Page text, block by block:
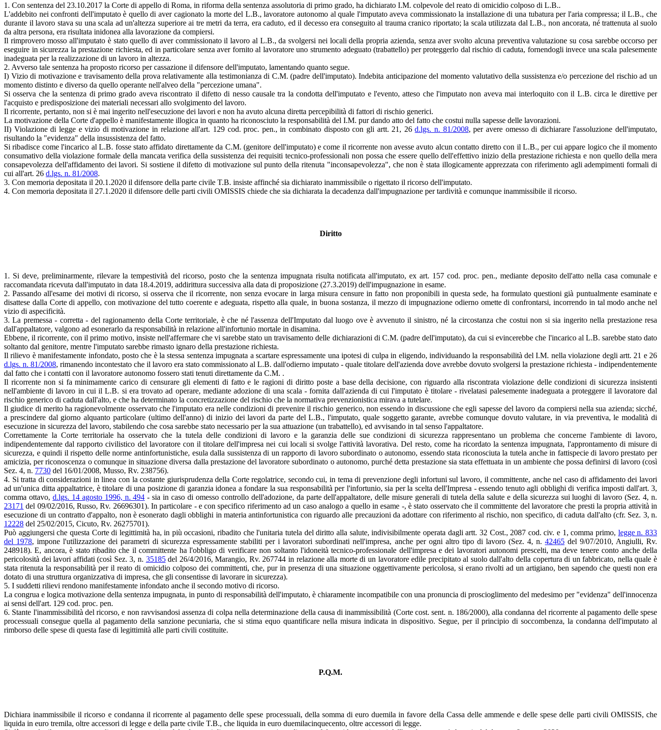
1. Con sentenza del 23.10.2017 la Corte di appello di Roma, in riforma della sentenza assolutoria di primo grado, ha dichiarato I.M. colpevole del reato di omicidio colposo di L.B..
L'addebito nei confronti dell'imputato è quello di aver cagionato la morte del L.B., lavoratore autonomo al quale l'imputato aveva commissionato la installazione di una tubatura per l'aria compressa; il L.B., che
durante il lavoro stava su una scala ad un'altezza superiore ai tre metri da terra, era caduto, ed il decesso era conseguito al trauma cranico riportato; la scala utilizzata dal L.B., non ancorata, né trattenuta al suolo
da altra persona, era risultata inidonea alla lavorazione da compiersi.
Il rimprovero mosso all'imputato è stato quello di aver commissionato il lavoro al L.B., da svolgersi nei locali della propria azienda, senza aver svolto alcuna preventiva valutazione su cosa sarebbe occorso per
eseguire in sicurezza la prestazione richiesta, ed in particolare senza aver fornito al lavoratore uno strumento adeguato (trabattello) per proteggerlo dal rischio di caduta, fornendogli invece una scala palesemente
inadeguata per la realizzazione di un lavoro in altezza.
2. Avverso tale sentenza ha proposto ricorso per cassazione il difensore dell'imputato, lamentando quanto segue.
I) Vizio di motivazione e travisamento della prova relativamente alla testimonianza di C.M. (padre dell'imputato). Indebita anticipazione del momento valutativo della sussistenza e/o percezione del rischio ad un
momento distinto e diverso da quello operante nell'alveo della "percezione umana".
Si osserva che la sentenza di primo grado aveva riscontrato il difetto di nesso causale tra la condotta dell'imputato e l'evento, atteso che l'imputato non aveva mai interloquito con il L.B. circa le direttive per
l'acquisto e predisposizione dei materiali necessari allo svolgimento del lavoro.
Il ricorrente, pertanto, non si è mai ingerito nell'esecuzione dei lavori e non ha avuto alcuna diretta percepibilità di fattori di rischio generici.
La motivazione della Corte d'appello è manifestamente illogica in quanto ha riconosciuto la responsabilità del I.M. pur dando atto del fatto che costui nulla sapesse delle lavorazioni.
II) Violazione di legge e vizio di motivazione in relazione all'art. 129 cod. proc. pen., in combinato disposto con gli artt. 21, 26d.lgs. n. 81/2008, per avere omesso di dichiarare l'assoluzione dell'imputato,
risultando la "evidenza" della insussistenza del fatto.
Si ribadisce come l'incarico al L.B. fosse stato affidato direttamente da C.M. (genitore dell'imputato) e come il ricorrente non avesse avuto alcun contatto diretto con il L.B., per cui appare logico che il momento
consumativo della violazione formale della mancata verifica della sussistenza dei requisiti tecnico-professionali non possa che essere quello dell'effettivo inizio della prestazione richiesta e non quello della mera
consapevolezza dell'affidamento dei lavori. Si sostiene il difetto di motivazione sul punto della ritenuta "inconsapevolezza", che non è stata illogicamente apprezzata con riferimento agli adempimenti formali di
cui all'art. 26 d.lgs. n. 81/2008.
3. Con memoria depositata il 20.1.2020 il difensore della parte civile T.B. insiste affinché sia dichiarato inammissibile o rigettato il ricorso dell'imputato.
4. Con memoria depositata il 27.1.2020 il difensore delle parti civili OMISSIS chiede che sia dichiarata la decadenza dall'impugnazione per tardività e comunque inammissibile il ricorso.
Diritto
1. Si deve, preliminarmente, rilevare la tempestività del ricorso, posto che la sentenza impugnata risulta notificata all'imputato, ex art. 157 cod. proc. pen., mediante deposito dell'atto nella casa comunale e
raccomandata ricevuta dall'imputato in data 18.4.2019, addirittura successiva alla data di proposizione (27.3.2019) dell'impugnazione in esame.
2. Passando all'esame dei motivi di ricorso, si osserva che il ricorrente, non senza evocare in larga misura censure in fatto non proponibili in questa sede, ha formulato questioni già puntualmente esaminate e
disattese dalla Corte di appello, con motivazione del tutto coerente e adeguata, rispetto alla quale, in buona sostanza, il mezzo di impugnazione odierno omette di confrontarsi, incorrendo in tal modo anche nel
vizio di aspecificità.
3. La premessa - corretta - del ragionamento della Corte territoriale, è che né l'assenza dell'Imputato dal luogo ove è avvenuto il sinistro, né la circostanza che costui non si sia ingerito nella prestazione resa
dall'appaltatore, valgono ad esonerarlo da responsabilità in relazione all'infortunio mortale in disamina.
Ebbene, il ricorrente, con il primo motivo, insiste nell'affermare che vi sarebbe stato un travisamento delle dichiarazioni di C.M. (padre dell'imputato), da cui si evincerebbe che l'incarico al L.B. sarebbe stato dato
soltanto dal genitore, mentre l'imputato sarebbe rimasto ignaro della prestazione richiesta.
Il rilievo è manifestamente infondato, posto che è la stessa sentenza impugnata a scartare espressamente una ipotesi di culpa in eligendo, individuando la responsabilità del I.M. nella violazione degli artt. 21 e 26
d.lgs. n. 81/2008, rimanendo incontestato che il lavoro era stato commissionato al L.B. dall'odierno imputato - quale titolare dell'azienda dove avrebbe dovuto svolgersi la prestazione richiesta - indipendentemente
dal fatto che i contatti con il lavoratore autonomo fossero stati tenuti direttamente da C.M. .
Il ricorrente non si fa minimamente carico di censurare gli elementi di fatto e le ragioni di diritto poste a base della decisione, con riguardo alla riscontrata violazione delle condizioni di sicurezza insistenti
nell'ambiente di lavoro in cui il L.B. si era trovato ad operare, mediante adozione di una scala - fornita dall'azienda di cui l'imputato è titolare - rivelatasi palesemente inadeguata a proteggere il lavoratore dal
rischio generico di caduta dall'alto, e che ha determinato la concretizzazione del rischio che la normativa prevenzionistica mirava a tutelare.
Il giudice di merito ha ragionevolmente osservato che l'imputato era nelle condizioni di prevenire il rischio generico, non essendo in discussione che egli sapesse del lavoro da compiersi nella sua azienda; sicché,
a prescindere dal giorno alquanto particolare (ultimo dell'anno) di inizio dei lavori da parte del L.B., l'imputato, quale soggetto garante, avrebbe comunque dovuto valutare, in via preventiva, le modalità di
esecuzione in sicurezza del lavoro, stabilendo che cosa sarebbe stato necessario per la sua attuazione (un trabattello), ed avvisando in tal senso l'appaltatore.
Correttamente la Corte territoriale ha osservato che la tutela delle condizioni di lavoro e la garanzia delle sue condizioni di sicurezza rappresentano un problema che concerne l'ambiente di lavoro,
indipendentemente dal rapporto civilistico del lavoratore con il titolare dell'impresa nei cui locali si svolge l'attività lavorativa. Del resto, come ha ricordato la sentenza impugnata, l'approntamento di misure di
sicurezza, e quindi il rispetto delle norme antinfortunistiche, esula dalla sussistenza di un rapporto di lavoro subordinato o autonomo, essendo stata riconosciuta la tutela anche in fattispecie di lavoro prestato per
amicizia, per riconoscenza o comunque in situazione diversa dalla prestazione del lavoratore subordinato o autonomo, purché detta prestazione sia stata effettuata in un ambiente che possa definirsi di lavoro (così
Sez. 4, n. 7730 del 16/01/2008, Musso, Rv. 238756).
4. Si tratta di considerazioni in linea con la costante giurisprudenza della Corte regolatrice, secondo cui, in tema di prevenzione degli infortuni sul lavoro, il committente, anche nel caso di affidamento dei lavori
ad un'unica ditta appaltatrice, è titolare di una posizione di garanzia idonea a fondare la sua responsabilità per l'infortunio, sia per la scelta dell'Impresa - essendo tenuto agli obblighi di verifica imposti dall'art. 3,
comma ottavo, d.lgs. 14 agosto 1996, n. 494 - sia in caso di omesso controllo dell'adozione, da parte dell'appaltatore, delle misure generali di tutela della salute e della sicurezza sui luoghi di lavoro (Sez. 4, n.
23171 del 09/02/2016, Russo, Rv. 26696301). In particolare - e con specifico riferimento ad un caso analogo a quello in esame -, è stato osservato che il committente del lavoratore che presti la propria attività in
esecuzione di un contratto d'appalto, non è esonerato dagli obblighi in materia antinfortunistica con riguardo alle precauzioni da adottare con riferimento al rischio, non specifico, di caduta dall'alto (cfr. Sez. 3, n.
12228 del 25/02/2015, Cicuto, Rv. 26275701).
Può aggiungersi che questa Corte di legittimità ha, in più occasioni, ribadito che l'unitaria tutela del diritto alla salute, indivisibilmente operata dagli artt. 32 Cost., 2087 cod. civ. e 1, comma primo, legge n. 833
del 1978, impone l'utilizzazione dei parametri di sicurezza espressamente stabiliti per i lavoratori subordinati nell'impresa, anche per ogni altro tipo di lavoro (Sez. 4, n. 42465del 9/07/2010, Angiulli, Rv.
248918). E, ancora, è stato ribadito che il committente ha l'obbligo di verificare non soltanto l'idoneità tecnico-professionale dell'impresa e dei lavoratori autonomi prescelti, ma deve tenere conto anche della
pericolosità dei lavori affidati (così Sez. 3, n. 35185del 26/4/2016, Marangio, Rv. 267744 in relazione alla morte di un lavoratore edile precipitato al suolo dall'alto della copertura di un fabbricato, nella quale è
stata ritenuta la responsabilità per il reato di omicidio colposo dei committenti, che, pur in presenza di una situazione oggettivamente pericolosa, si erano rivolti ad un artigiano, ben sapendo che questi non era
dotato di una struttura organizzativa di impresa, che gli consentisse di lavorare in sicurezza).
5. I suddetti rilievi rendono manifestamente infondato anche il secondo motivo di ricorso.
La congrua e logica motivazione della sentenza impugnata, in punto di responsabilità dell'imputato, è chiaramente incompatibile con una pronuncia di proscioglimento del medesimo per "evidenza" dell'innocenza
ai sensi dell'art. 129 cod. proc. pen.
6. Stante l'inammissibilità del ricorso, e non ravvisandosi assenza di colpa nella determinazione della causa di inammissibilità (Corte cost. sent. n. 186/2000), alla condanna del ricorrente al pagamento delle spese
processuali consegue quella al pagamento della sanzione pecuniaria, che si stima equo quantificare nella misura indicata in dispositivo. Segue, per il principio di soccombenza, la condanna dell'imputato al
rimborso delle spese di questa fase di legittimità alle parti civili costituite.
P.Q.M.
Dichiara inammissibile il ricorso e condanna il ricorrente al pagamento delle spese processuali, della somma di euro duemila in favore della Cassa delle ammende e delle spese delle parti civili OMISSIS, che
liquida in euro tremila, oltre accessori di legge e della parte civile T.B., che liquida in euro duemilacinquecento, oltre accessori di legge.